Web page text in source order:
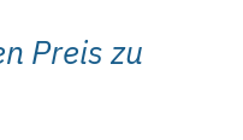
Preis zu